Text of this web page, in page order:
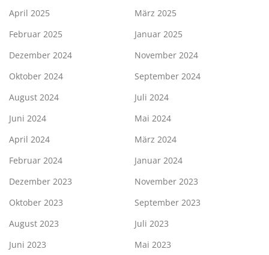
April 2025
März 2025
Februar 2025
Januar 2025
Dezember 2024
November 2024
Oktober 2024
September 2024
August 2024
Juli 2024
Juni 2024
Mai 2024
April 2024
März 2024
Februar 2024
Januar 2024
Dezember 2023
November 2023
Oktober 2023
September 2023
August 2023
Juli 2023
Juni 2023
Mai 2023